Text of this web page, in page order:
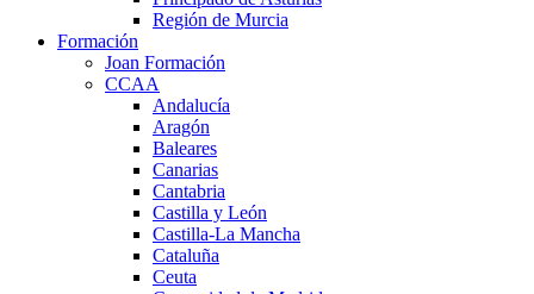
Región de Murcia
Formación
Joan Formación
CCAA
Andalucía
Aragón
Baleares
Canarias
Cantabria
Castilla y León
Castilla-La Mancha
Cataluña
Ceuta